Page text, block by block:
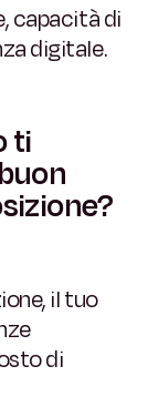
capacità di
digitale.
ti
il tuo
di